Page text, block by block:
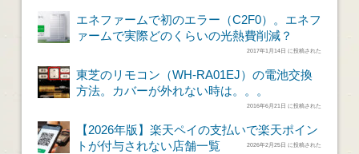
エネファームで初のエラー（C2F0）。エネフ
ァームで実際どのくらいの光熱費削減？
2017年1月14日 に投稿された
東芝のリモコン（WH-RA01EJ）の電池交換
方法。カバーが外れない時は。。。
2016年6月21日 に投稿された
【2026年版】楽天ペイの支払いで楽天ポイン
トが付与されない店舗一覧
2026年2月25日 に投稿された